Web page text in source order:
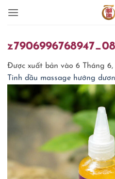
qua
dung
Được xuất bản vào 6 Tháng 6,
Tinh dầu massage hướng